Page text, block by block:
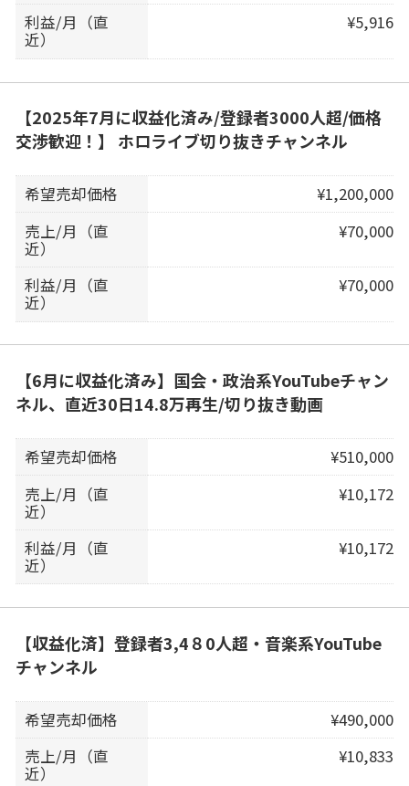
利益/月（直
近）
¥5,916
【2025年7月に収益化済み/登録者3000人超/価格
交渉歓迎！】 ホロライブ切り抜きチャンネル
希望売却価格
¥1,200,000
売上/月（直
近）
¥70,000
利益/月（直
近）
¥70,000
【6月に収益化済み】国会・政治系YouTubeチャン
ネル、直近30日14.8万再生/切り抜き動画
希望売却価格
¥510,000
売上/月（直
近）
¥10,172
利益/月（直
近）
¥10,172
【収益化済】登録者3,4８0人超・音楽系YouTube
チャンネル
希望売却価格
¥490,000
売上/月（直
近）
¥10,833